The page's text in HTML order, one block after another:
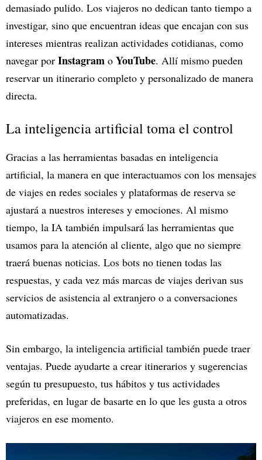
demasiado pulido. Los viajeros no dedican tanto tiempo a
investigar, sino que encuentran ideas que encajan con sus
intereses mientras realizan actividades cotidianas, como
navegar por Instagram o YouTube. Allí mismo pueden
reservar un itinerario completo y personalizado de manera
directa.
La inteligencia artificial toma el control
Gracias a las herramientas basadas en inteligencia
artificial, la manera en que interactuamos con los mensajes
de viajes en redes sociales y plataformas de reserva se
ajustará a nuestros intereses y emociones. Al mismo
tiempo, la IA también impulsará las herramientas que
usamos para la atención al cliente, algo que no siempre
traerá buenas noticias. Los bots no tienen todas las
respuestas, y cada vez más marcas de viajes derivan sus
servicios de asistencia al extranjero o a conversaciones
automatizadas.
Sin embargo, la inteligencia artificial también puede traer
ventajas. Puede ayudarte a crear itinerarios y sugerencias
según tu presupuesto, tus hábitos y tus actividades
preferidas, en lugar de basarte en lo que les gusta a otros
viajeros en ese momento.